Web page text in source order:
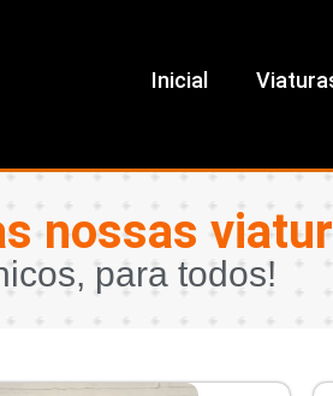
Inicial
nossas
para todos!